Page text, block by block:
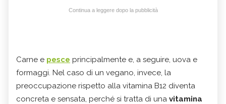
Continua a leggere dopo la pubblicità
Carne e pesce principalmente e, a seguire, uova e
formaggi. Nel caso di un vegano, invece, la
preoccupazione rispetto alla vitamina B12 diventa
concreta e sensata, perché si tratta di una vitamina